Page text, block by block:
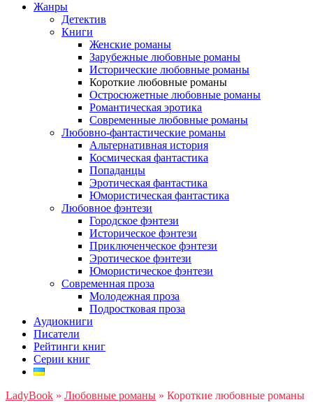
Жанры
Детектив
Книги
Женские романы
Зарубежные любовные романы
Исторические любовные романы
Короткие любовные романы
Остросюжетные любовные романы
Романтическая эротика
Современные любовные романы
Любовно-фантастические романы
Альтернативная история
Космическая фантастика
Попаданцы
Эротическая фантастика
Юмористическая фантастика
Любовное фэнтези
Городское фэнтези
Историческое фэнтези
Приключенческое фэнтези
Эротическое фэнтези
Юмористическое фэнтези
Современная проза
Молодежная проза
Подростковая проза
Аудиокниги
Писатели
Рейтинги книг
Серии книг
LadyBook » Любовные романы » Короткие любовные романы